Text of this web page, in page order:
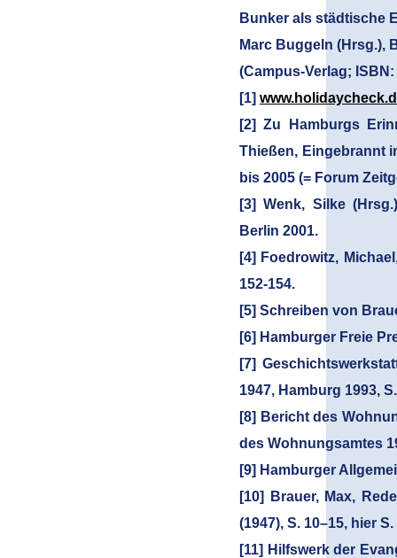
Bunker als städtische
Marc Buggeln (Hrsg.),
(Campus-Verlag;
[1]
[2] Zu Hamburgs
Thießen, Eingebrannt
bis 2005 (= Forum
[3] Wenk, Silke
Berlin 2001.
[4] Foedrowitz,
152-154.
[5] Schreiben von
[6] Hamburger Freie
[7]
1947, Hamburg 1993,
[8] Bericht des
des Wohnungsamtes
[9] Hamburger
[10] Brauer, Max,
(1947), S. 10–15, hier S.
[11] Hilfswerk der